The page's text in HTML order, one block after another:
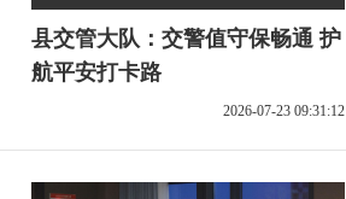
县交管大队：交警值守保畅通 护
航平安打卡路
2026-07-23 09:31:12